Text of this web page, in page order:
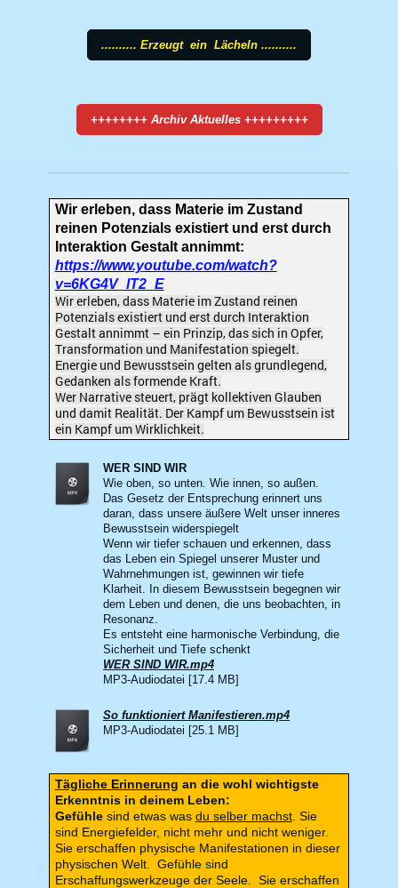
.......... Erzeugt ein Lächeln ..........
++++++++ Archiv Aktuelles +++++++++
Wir erleben, dass Materie im Zustand
reinen Potenzials existiert und erst durch
Interaktion Gestalt annimmt:
https://www.youtube.com/watch?
v=6KG4V_lT2_E
Wir erleben, dass Materie im Zustand reinen
Potenzials existiert und erst durch Interaktion
Gestalt annimmt – ein Prinzip, das sich in Opfer,
Transformation und Manifestation spiegelt.
Energie und Bewusstsein gelten als grundlegend,
Gedanken als formende Kraft.
Wer Narrative steuert, prägt kollektiven Glauben
und damit Realität. Der Kampf um Bewusstsein ist
ein Kampf um Wirklichkeit.
WER SIND WIR
Wie oben, so unten. Wie innen, so außen.
Das Gesetz der Entsprechung erinnert uns
daran, dass unsere äußere Welt unser inneres
Bewusstsein widerspiegelt
Wenn wir tiefer schauen und erkennen, dass
das Leben ein Spiegel unserer Muster und
Wahrnehmungen ist, gewinnen wir tiefe
Klarheit. In diesem Bewusstsein begegnen wir
dem Leben und denen, die uns beobachten, in
Resonanz.
Es entsteht eine harmonische Verbindung, die
Sicherheit und Tiefe schenkt
WER SIND WIR.mp4
MP3-Audiodatei [17.4 MB]
So funktioniert Manifestieren.mp4
MP3-Audiodatei [25.1 MB]
Tägliche Erinnerung an die wohl wichtigste
Erkenntnis in deinem Leben:
Gefühle sind etwas was du selber machst. Sie
sind Energiefelder, nicht mehr und nicht weniger.
Sie erschaffen physische Manifestationen in dieser
physischen Welt. Gefühle sind
Erschaffungswerkzeuge der Seele. Sie erschaffen